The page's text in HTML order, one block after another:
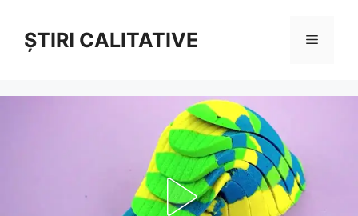
conținutȘTIRI CALITATIVE Meniu